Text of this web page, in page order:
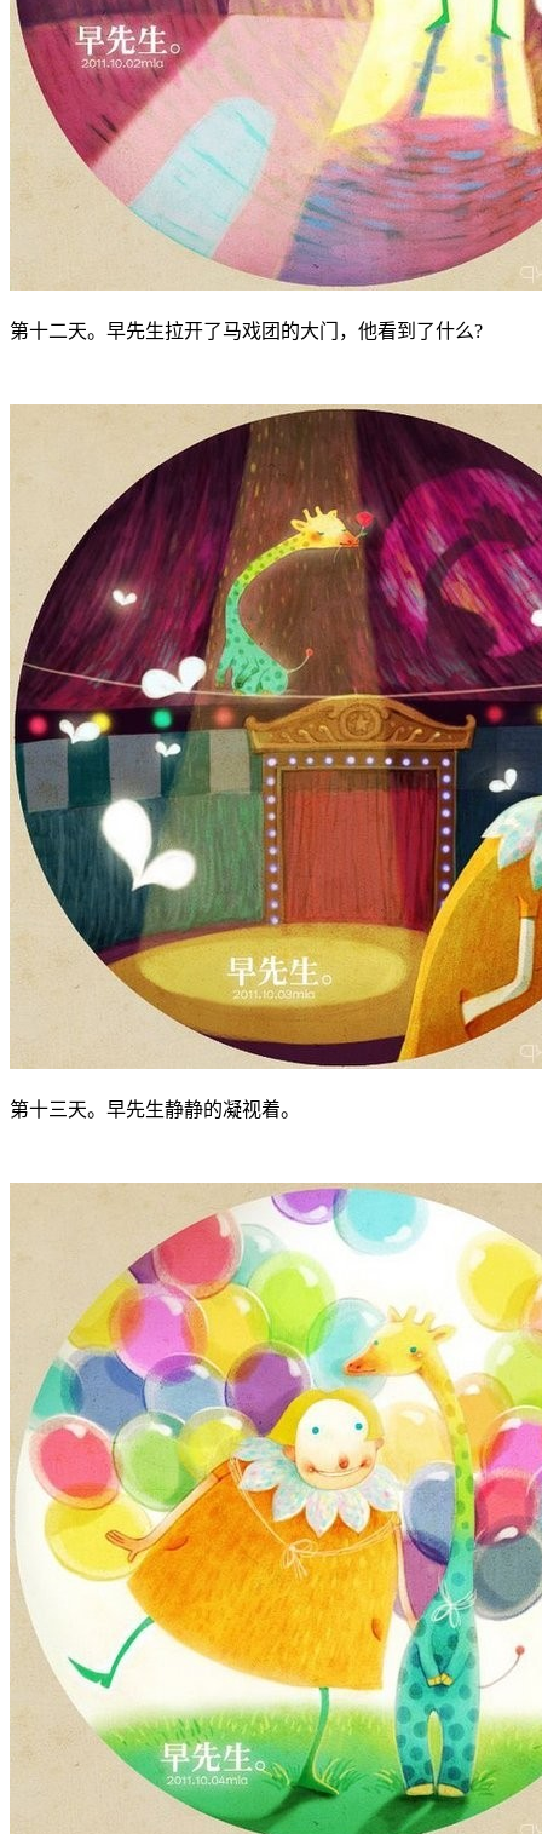
第十二天。早先生拉开了马戏团的大门，他看到了什么?
第十三天。早先生静静的凝视着。